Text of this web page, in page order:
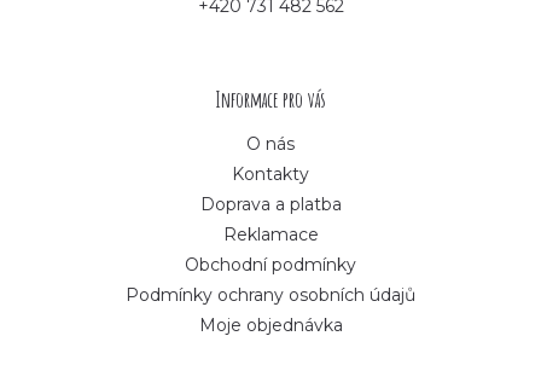
+420 731 482 562
Informace pro vás
O nás
Kontakty
Doprava a platba
Reklamace
Obchodní podmínky
Podmínky ochrany osobních údajů
Moje objednávka